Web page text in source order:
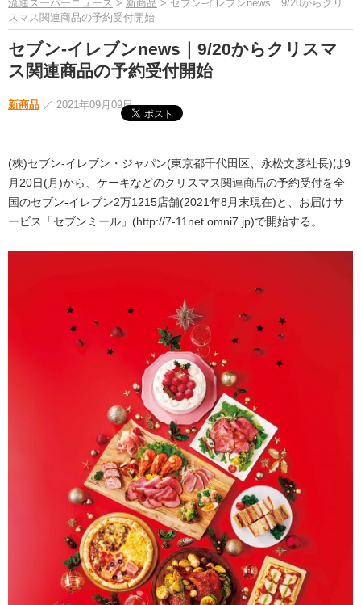
流通スーパーニュース > 新商品 > セブン-イレブンnews｜9/20からクリ
スマス関連商品の予約受付開始
セブン-イレブンnews｜9/20からクリスマ
ス関連商品の予約受付開始
新商品 ／ 2021年09月09日
(株)セブン‐イレブン・ジャパン(東京都千代田区、永松文彦社長)は9
月20日(月)から、ケーキなどのクリスマス関連商品の予約受付を全
国のセブン‐イレブン2万1215店舗(2021年8月末現在)と、お届けサ
ービス「セブンミール」(http://7-11net.omni7.jp)で開始する。